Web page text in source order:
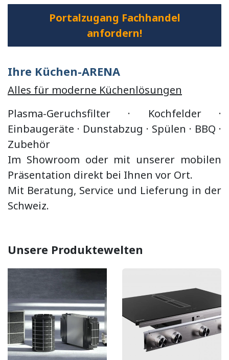
Portalzugang Fachhandel
anfordern!
Ihre Küchen-ARENA
Alles für moderne Küchenlösungen
Plasma-Geruchsfilter · Kochfelder ·
Einbaugeräte · Dunstabzug · Spülen · BBQ ·
Zubehör
Im Showroom oder mit unserer mobilen
Präsentation direkt bei Ihnen vor Ort.
Mit Beratung, Service und Lieferung in der
Schweiz.
Unsere Produktewelten